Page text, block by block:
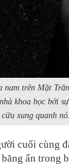
trên Mặt
khoa học bởi
xung quanh
cuối cùng
ẩn trong